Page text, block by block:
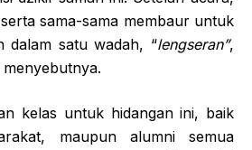
sama-sama membaur untuk
dalam satu wadah, “lengseran”,
kelas untuk hidangan ini, baik
maupun alumni semua